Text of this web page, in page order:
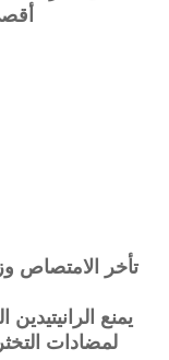
أقصى 300 ميلي
تأخر الامتصاص
يمنع
لمضادات التخثر